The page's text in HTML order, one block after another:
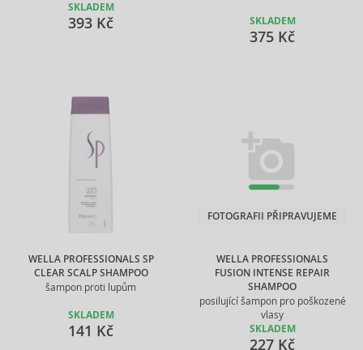
SKLADEM
393 Kč SKLADEM
375 Kč
WELLA PROFESSIONALS SP
CLEAR SCALP SHAMPOO
šampon proti lupům
SKLADEM
141 Kč
WELLA PROFESSIONALS
FUSION INTENSE REPAIR
SHAMPOO
posilující šampon pro poškozené
vlasy
FOTOGRAFII PŘIPRAVUJEME
SKLADEM
227 Kč